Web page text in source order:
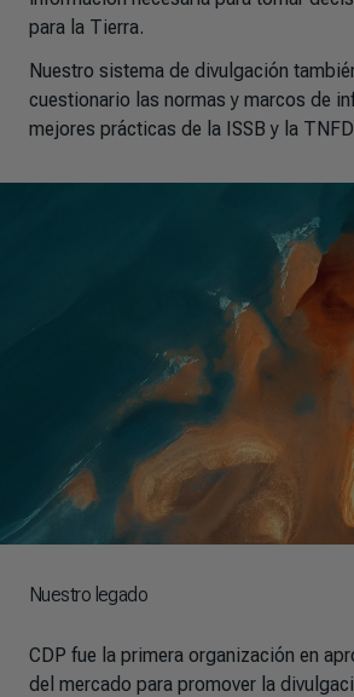
para la Tierra.
Nuestro sistema de divulgación
cuestionario las normas y marcos de
mejores prácticas de la ISSB y la
Nuestro legado
CDP fue la primera organización en
del mercado para promover la